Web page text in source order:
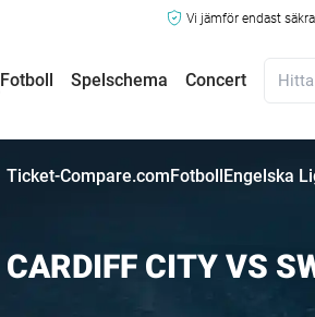
Vi jämför endast
Fotboll Spelschema Concert
Ticket-Compare.comFotbollEngelska
CARDIFF CITY VS